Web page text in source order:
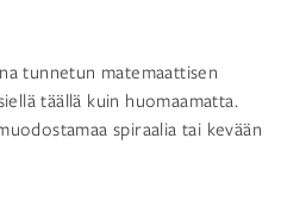
tunnetun matemaattisen
täällä kuin huomaamatta.
spiraalia tai kevään